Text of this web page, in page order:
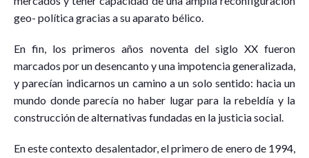
geo- política gracias a su aparato bélico.
En fin, los primeros años noventa del siglo XX fueron
marcados por un desencanto y una impotencia generalizada,
y parecían indicarnos un camino a un solo sentido: hacia un
mundo donde parecía no haber lugar para la rebeldía y la
construcción de alternativas fundadas en la justicia social.
En este contexto desalentador, el primero de enero de 1994,